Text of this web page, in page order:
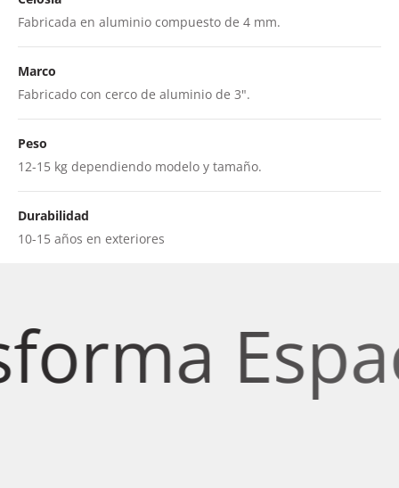
Fabricada en aluminio compuesto de 4 mm.
Marco
Fabricado con cerco de aluminio de 3".
Peso
12-15 kg dependiendo modelo y tamaño.
Durabilidad
10-15 años en exteriores